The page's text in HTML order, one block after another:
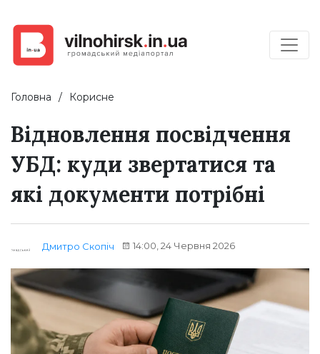
Головна Корисне
Відновлення посвідчення
УБД: куди звертатися та
які документи потрібні
Дмитро Скопіч 14:00, 24 Червня 2026